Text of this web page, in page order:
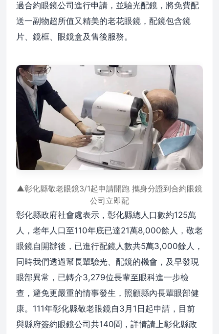
過合約眼鏡公司進行申請，並驗光配鏡，將免費配
送一副物超所值又精美的老花眼鏡，配鏡包含鏡
片、鏡框、眼鏡盒及售後服務。
▲彰化縣敬老眼鏡3/1起申請開跑 攜身分證到合約眼鏡
公司立即配
彰化縣政府社會處表示，彰化縣總人口數約125萬
人，老年人口至110年底已達21萬8,000餘人，敬老
眼鏡自開辦後，已進行配鏡人數共5萬3,000餘人，
同時我們透過幫長輩驗光、配鏡的機會，及早發現
眼部異常，已轉介3,279位長輩至眼科進一步檢
查，避免更嚴重的情事發生，照顧縣內長輩眼部健
康。111年彰化縣敬老眼鏡自3月1日起申請，目前
與縣府簽約眼鏡公司共140間，詳情請上彰化縣政